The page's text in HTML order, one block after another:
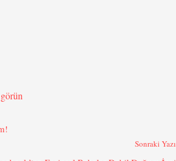
Sonraki Yazı